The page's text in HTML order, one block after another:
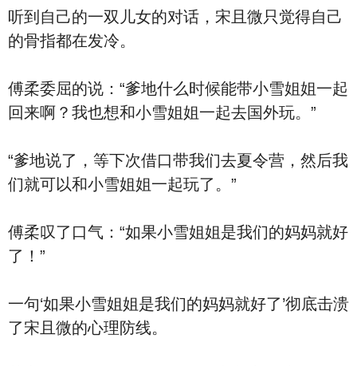
听到自己的一双儿女的对话，宋且微只觉得自己
的骨指都在发冷。
傅柔委屈的说：“爹地什么时候能带小雪姐姐一起
回来啊？我也想和小雪姐姐一起去国外玩。”
“爹地说了，等下次借口带我们去夏令营，然后我
们就可以和小雪姐姐一起玩了。”
傅柔叹了口气：“如果小雪姐姐是我们的妈妈就好
了！”
一句‘如果小雪姐姐是我们的妈妈就好了’彻底击溃
了宋且微的心理防线。